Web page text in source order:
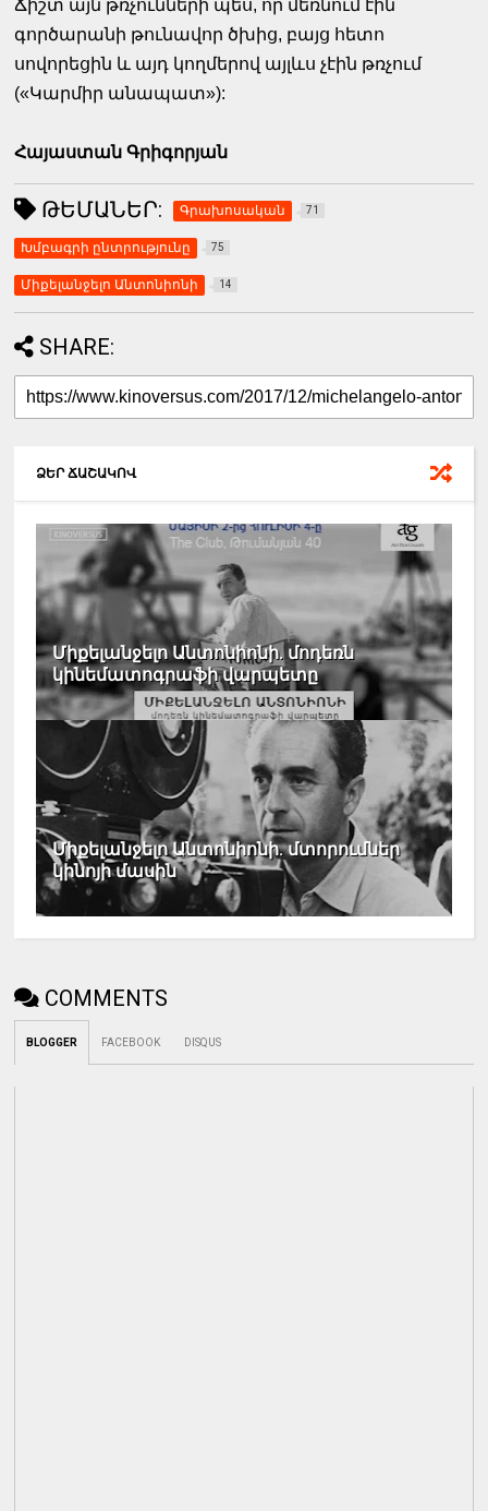
Ճիշտ այն թռչունների պես, որ մեռնում էին
գործարանի թունավոր ծխից, բայց հետո
սովորեցին և այդ կողմերով այլևս չէին թռչում
(«Կարմիր անապատ»):
Հայաստան Գրիգորյան
ԹԵՄԱՆԵՐ: Գրախոսական 71
Խմբագրի ընտրությունը 75
Միքելանջելո Անտոնիոնի 14
SHARE:
ՁԵՐ ՃԱՇԱԿՈՎ
Միքելանջելո Անտոնիոնի. մոդեռն
կինեմատոգրաֆի վարպետը
Միքելանջելո Անտոնիոնի. մտորումներ
կինոյի մասին
COMMENTS
BLOGGER FACEBOOK DISQUS